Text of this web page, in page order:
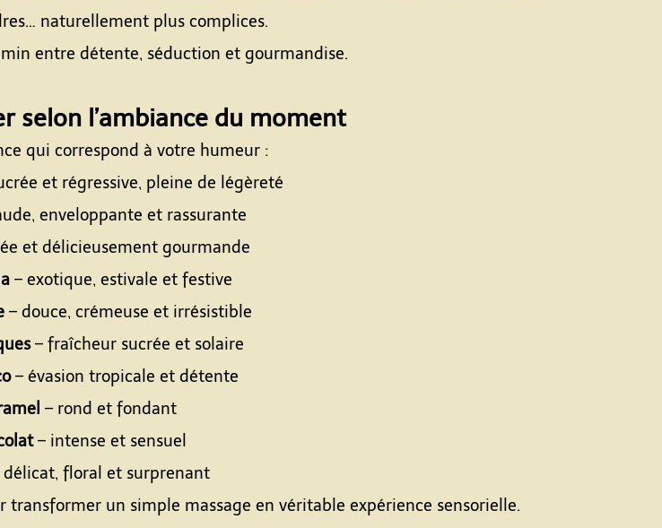
naturellement plus complices.
entre détente, séduction et gourmandise.
selon l’ambiance du moment
qui correspond à votre humeur :
et régressive, pleine de légèreté
enveloppante et rassurante
et délicieusement gourmande
– exotique, estivale et festive
– douce, crémeuse et irrésistible
– fraîcheur sucrée et solaire
– évasion tropicale et détente
– rond et fondant
– intense et sensuel
délicat, floral et surprenant
un simple massage en véritable expérience sensorielle.